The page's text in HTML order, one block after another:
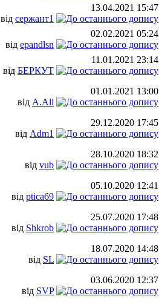
13.04.2021 15:47
від сержант1
02.02.2021 05:24
від epandlsn
11.01.2021 23:14
від БЕРКУТ
01.01.2021 13:00
від A.Ali
29.12.2020 17:45
від Adm1
28.10.2020 18:32
від vub
05.10.2020 12:41
від ptica69
25.07.2020 17:48
від Shkrob
18.07.2020 14:48
від SL
03.06.2020 12:37
від SVP